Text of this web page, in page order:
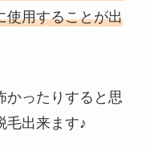
使用することが出
かったりすると思
毛出来ます♪